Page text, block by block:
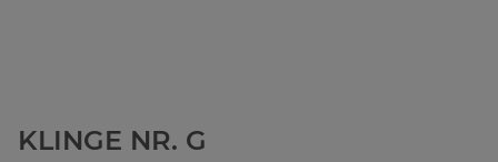
KLINGE NR. G